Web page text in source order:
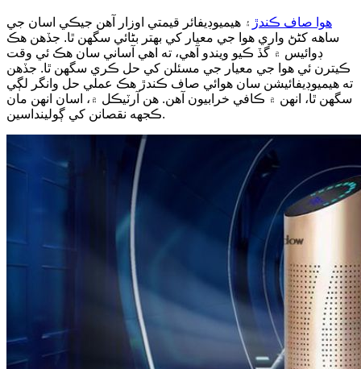
هوا صاف ڪندڙ ۽ هيميوڊيفائر قيمتي اوزار آهن جيڪي اسان جي
ساهه کڻڻ واري هوا جي معيار کي بهتر بڻائي سگهن ٿا. جڏهن هڪ
ڊوائيس ۾ گڏ ڪيو ويندو آهي، ته اهي آساني سان هڪ ئي وقت
ڪيترن ئي هوا جي معيار جي مسئلن کي حل ڪري سگهن ٿا. جڏهن
ته هيميوڊيفائيشن سان هوائي صاف ڪندڙ هڪ عملي حل وانگر لڳي
سگهن ٿا، انهن ۾ ڪافي خرابيون آهن. هن آرٽيڪل ۾، اسان انهن مان
ڪجهه نقصانن کي ڳولينداسين.